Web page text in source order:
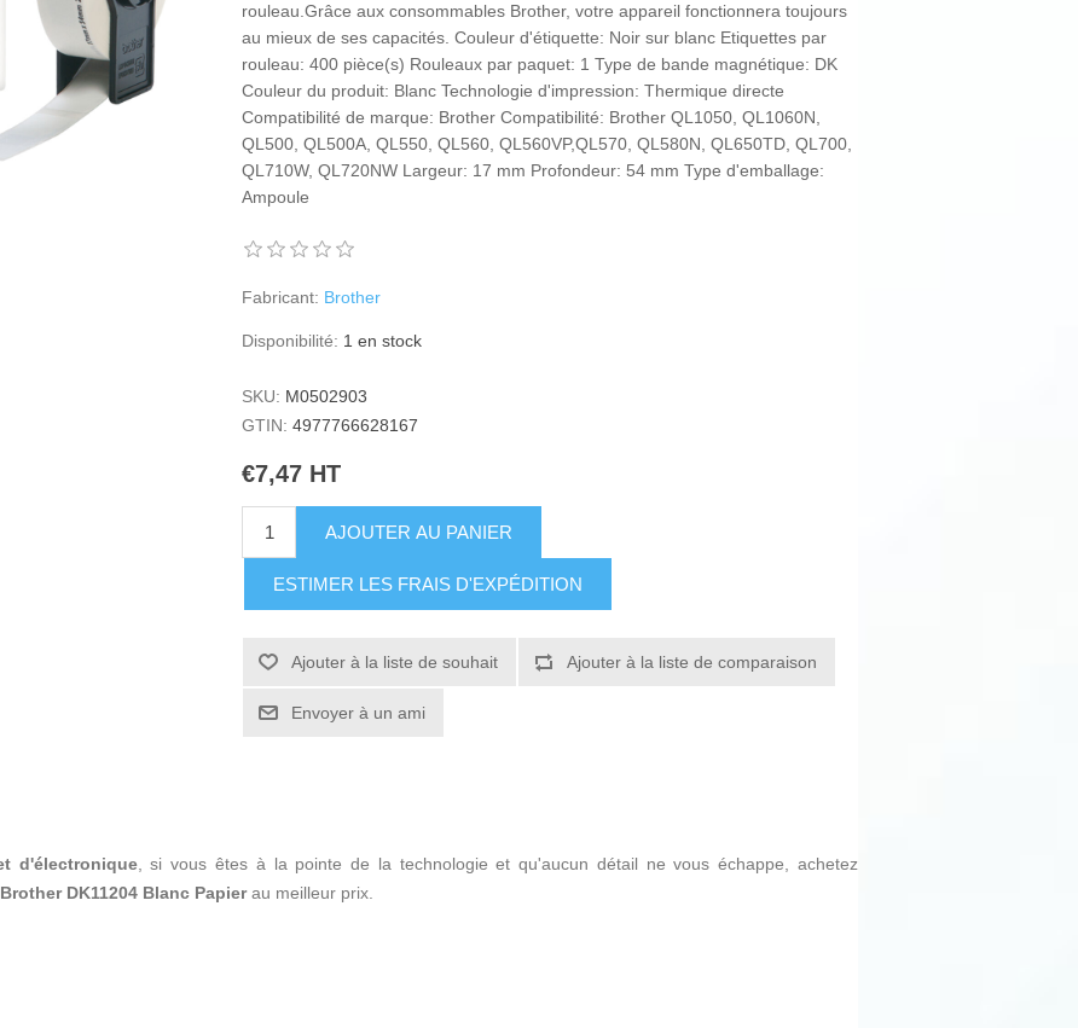
rouleau.Grâce aux consommables Brother, votre appareil fonctionnera toujours
au mieux de ses capacités. Couleur d'étiquette: Noir sur blanc Etiquettes par
rouleau: 400 pièce(s) Rouleaux par paquet: 1 Type de bande magnétique: DK
Couleur du produit: Blanc Technologie d'impression: Thermique directe
Compatibilité de marque: Brother Compatibilité: Brother QL1050, QL1060N,
QL500, QL500A, QL550, QL560, QL560VP,QL570, QL580N, QL650TD, QL700,
QL710W, QL720NW Largeur: 17 mm Profondeur: 54 mm Type d'emballage:
Ampoule
Fabricant: Brother
Disponibilité: 1 en stock
SKU: M0502903
GTIN: 4977766628167
€7,47 HT
AJOUTER AU PANIER
ESTIMER LES FRAIS D'EXPÉDITION
Ajouter à la liste de souhait Ajouter à la liste de comparaison
Envoyer à un ami
d'électronique, si vous êtes à la pointe de la technologie et qu'aucun détail ne vous échappe, achetez
DK11204 Blanc Papierau meilleur prix.